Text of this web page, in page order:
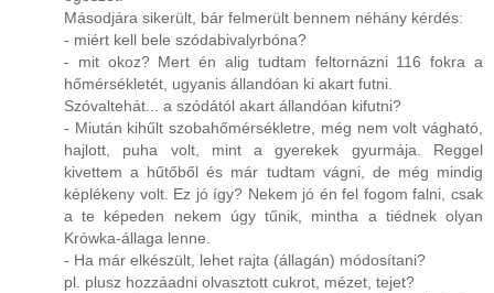
Másodjára sikerült, bár felmerült bennem néhány kérdés:
- miért kell bele szódabivalyrbóna?
- mit okoz? Mert én alig tudtam feltornázni 116 fokra a
hőmérsékletét, ugyanis állandóan ki akart futni.
Szóvaltehát... a szódától akart állandóan kifutni?
- Miután kihűlt szobahőmérsékletre, még nem volt vágható,
hajlott, puha volt, mint a gyerekek gyurmája. Reggel
kivettem a hűtőből és már tudtam vágni, de még mindig
képlékeny volt. Ez jó így? Nekem jó én fel fogom falni, csak
a te képeden nekem úgy tűnik, mintha a tiédnek olyan
Krówka-állaga lenne.
- Ha már elkészült, lehet rajta (állagán) módosítani?
pl. plusz hozzáadni olvasztott cukrot, mézet, tejet?